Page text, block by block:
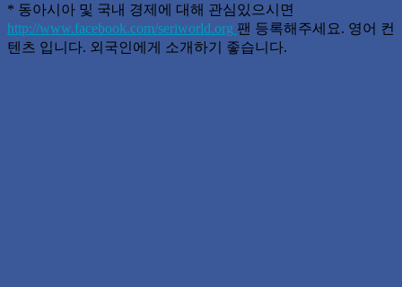
* 동아시아 및 국내 경제에 대해 관심있으시면
http://www.facebook.com/seriworld.org 팬 등록해주세요. 영어 컨
텐츠 입니다. 외국인에게 소개하기 좋습니다.